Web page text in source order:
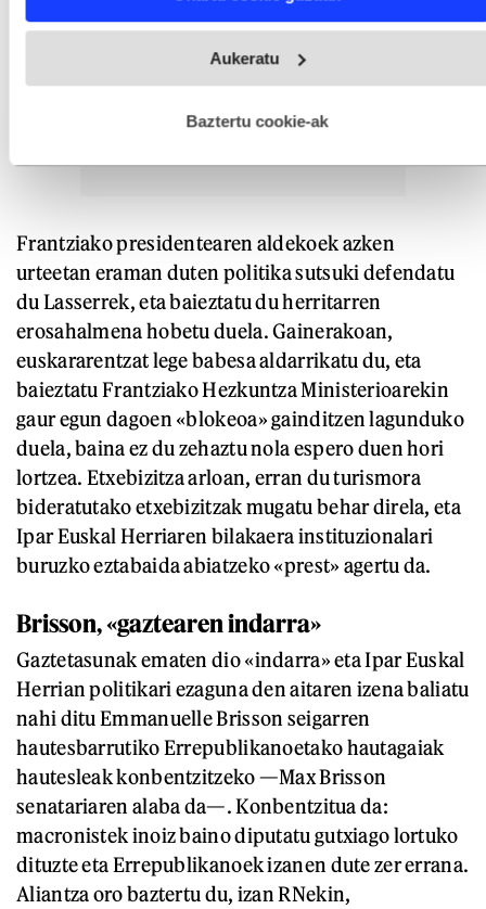
fitxategiak erabiltzen ditu. Zure esperientzia eta zerbitzuak
esplizitua ematen diguzu.Gehiago irakurri
Aukeratu
Baztertu cookie-ak
Frantziako presidentearen aldekoek azken
urteetan eraman duten politika sutsuki defendatu
du Lasserrek, eta baieztatu du herritarren
erosahalmena hobetu duela. Gainerakoan,
euskararentzat lege babesa aldarrikatu du, eta
baieztatu Frantziako Hezkuntza Ministerioarekin
gaur egun dagoen «blokeoa» gainditzen lagunduko
duela, baina ez du zehaztu nola espero duen hori
lortzea. Etxebizitza arloan, erran du turismora
bideratutako etxebizitzak mugatu behar direla, eta
Ipar Euskal Herriaren bilakaera instituzionalari
buruzko eztabaida abiatzeko «prest» agertu da.
Brisson, «gaztearen indarra»
Gaztetasunak ematen dio «indarra» eta Ipar Euskal
Herrian politikari ezaguna den aitaren izena baliatu
nahi ditu Emmanuelle Brisson seigarren
hautesbarrutiko Errepublikanoetako hautagaiak
hautesleak konbentzitzeko —Max Brisson
senatariaren alaba da—. Konbentzitua da:
macronistek inoiz baino diputatu gutxiago lortuko
dituzte eta Errepublikanoek izanen dute zer errana.
Aliantza oro baztertu du, izan RNekin,